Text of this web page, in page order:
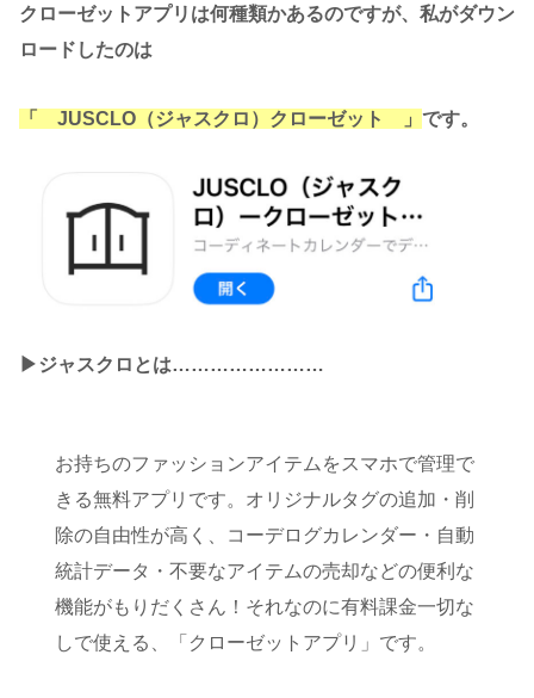
クローゼットアプリは何種類かあるのですが、私がダウン
ロードしたのは
「 JUSCLO（ジャスクロ）クローゼット 」 です。
▶︎ジャスクロとは……………………
お持ちのファッションアイテムをスマホで管理で
きる無料アプリです。オリジナルタグの追加・削
除の自由性が高く、コーデログカレンダー・自動
統計データ・不要なアイテムの売却などの便利な
機能がもりだくさん！それなのに有料課金一切な
しで使える、「クローゼットアプリ」です。